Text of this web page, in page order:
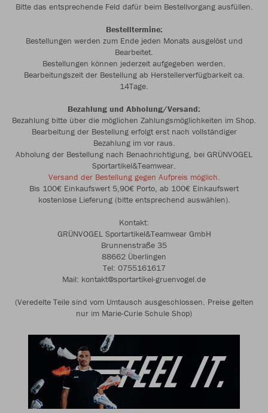
Bitte das entsprechende Feld dafür beim Bestellvorgang ausfüllen.
Bestelltermine:
Bestellungen werden zum Ende jeden Monats ausgelöst und
Bearbeitet.
Bestellungen können jederzeit aufgegeben werden.
Bearbeitungszeit der Bestellung ab Herstellerverfügbarkeit ca.
14Tage.
Bezahlung und Abholung/Versand:
Bezahlung bitte über die möglichen Zahlungsmöglichkeiten im Shop.
Bearbeitung der Bestellung erfolgt erst nach vollständiger
Bezahlung im vor raus.
Abholung der Bestellung nach Benachrichtigung, bei GRÜNVOGEL
Sportartikel&Teamwear.
Versand der Bestellung gegen Aufpreis möglich.
Bis 100€ Einkaufswert 5,90€ Porto, ab 100€ Einkaufswert
kostenlose Lieferung (bitte entsprechend auswählen).
Kontakt:
GRÜNVOGEL Sportartikel&Teamwear GmbH
Brunnenstraße 35
88662 Überlingen
Tel: 0755161617
Mail: kontakt@sportartikel-gruenvogel.de
(Veredelte Teile sind vom Umtausch ausgeschlossen. Preise gelten
nur im Marie-Curie Schule Shop)